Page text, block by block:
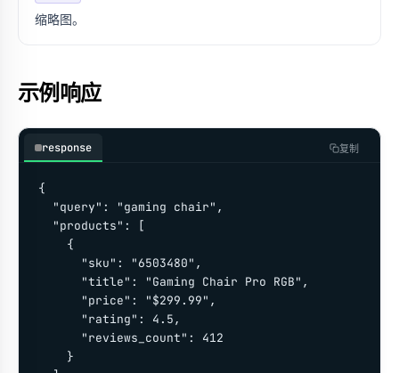
缩略图。
示例响应
response 复制
{
  "query": "gaming chair",
  "products": [
    {
      "sku": "6503480",
      "title": "Gaming Chair Pro RGB",
      "price": "$299.99",
      "rating": 4.5,
      "reviews_count": 412
    }